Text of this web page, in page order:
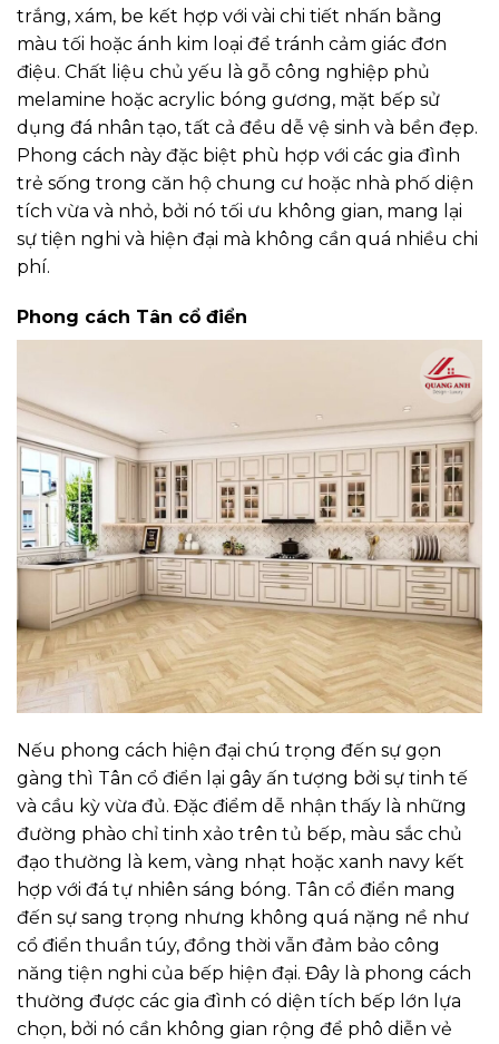
trắng, xám, be kết hợp với vài chi tiết nhấn bằng
màu tối hoặc ánh kim loại để tránh cảm giác đơn
điệu. Chất liệu chủ yếu là gỗ công nghiệp phủ
melamine hoặc acrylic bóng gương, mặt bếp sử
dụng đá nhân tạo, tất cả đều dễ vệ sinh và bền đẹp.
Phong cách này đặc biệt phù hợp với các gia đình
trẻ sống trong căn hộ chung cư hoặc nhà phố diện
tích vừa và nhỏ, bởi nó tối ưu không gian, mang lại
sự tiện nghi và hiện đại mà không cần quá nhiều chi
phí.
Phong cách Tân cổ điển
Nếu phong cách hiện đại chú trọng đến sự gọn
gàng thì Tân cổ điển lại gây ấn tượng bởi sự tinh tế
và cầu kỳ vừa đủ. Đặc điểm dễ nhận thấy là những
đường phào chỉ tinh xảo trên tủ bếp, màu sắc chủ
đạo thường là kem, vàng nhạt hoặc xanh navy kết
hợp với đá tự nhiên sáng bóng. Tân cổ điển mang
đến sự sang trọng nhưng không quá nặng nề như
cổ điển thuần túy, đồng thời vẫn đảm bảo công
năng tiện nghi của bếp hiện đại. Đây là phong cách
thường được các gia đình có diện tích bếp lớn lựa
chọn, bởi nó cần không gian rộng để phô diễn vẻ